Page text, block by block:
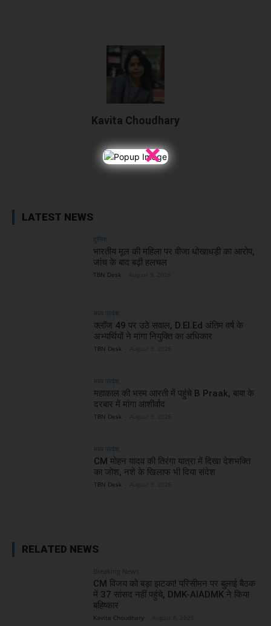
×
Kavita Choudhary
LATEST NEWS
दुनिया
भारतीय मूल की महिला पर वीजा धोखाधड़ी का आरोप,
जांच के बाद बढ़ी हलचल
TBN Desk
मध्य प्रदेश
क्लॉज 49 पर उठे सवाल, D.El.Ed अंतिम वर्ष के
अभ्यर्थियों ने मांगा नियुक्ति का अधिकार
TBN Desk
मध्य प्रदेश
महाकाल की भस्म आरती में पहुंचे B Praak, बाबा के
दरबार में मांगा आशीर्वाद
TBN Desk
मध्य प्रदेश
CM मोहन यादव की तिरंगा यात्रा में दिखा देशभक्ति
का जोश, नशे के खिलाफ भी दिया संदेश
TBN Desk
RELATED NEWS
Breaking News
CM विजय को बड़ा झटका! परिसीमन पर बुलाई बैठक
में 37 सांसद नहीं पहुंचे, DMK-AIADMK ने किया
बहिष्कार
Kavita Choudhary